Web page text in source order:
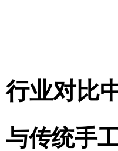
行业对比
与传统手